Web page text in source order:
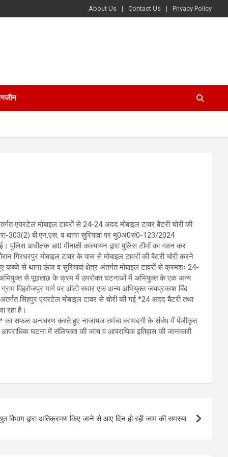
About Us Contact Us Privacy Policy
एयरटेल मोबाइल टावरों से 24-24 अदद मोबाइल टावर बैटरी चोरी की
303(2) बी.एन.एस. व थाना सुरियावां पर मु0अ0सं0-123/2024
अधीक्षक डा0 मीनाक्षी कात्यायन द्वारा पुलिस टीमों का गठन कर
गिरधरपुर मोबाइल टावर के पास से मोबाइल टावरों की बैटरी चोरी करने
कब्जे से थाना ऊंज व सुरियावां क्षेत्र अंतर्गत मोबाइल टावरों से क्रमशः 24-
अभियुक्त से पूछताछ के क्रम में उपरोक्त घटनाओं में अभियुक्त के एक अन्य
विहरोजपुर मार्ग पर ऑटो सवार एक अन्य अभियुक्त जयप्रकाश बिंद
अंतर्गत सिंहपुर एयरटेल मोबाइल टावर से चोरी की गई *24 अदद बैटरी तथा
रहा है।
का सफल अनावरण करते हुए नाजायज तमंचा बरामदगी के संबंध में पंजीकृत
घटना में संलिप्तता की जांच व आपराधिक इतिहास की जानकारी
विभाग द्वारा अतिक्रमण किए जाने से आए दिन हो रही जाम की समस्या